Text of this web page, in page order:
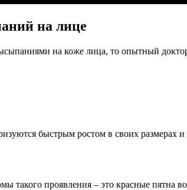
на лице
на коже лица, то опытный
быстрым ростом в своих размерах
такого проявления – это красные пятна во